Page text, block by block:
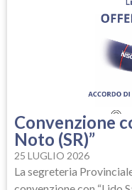
Convenzione
Noto (SR)”
25 LUGLIO 2026
La segreteria